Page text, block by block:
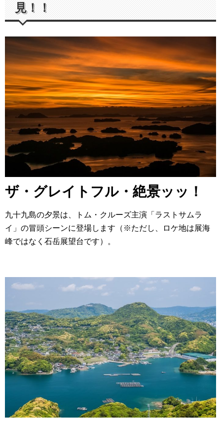
見！！
ザ・グレイトフル・絶景ッッ！
九十九島の夕景は、トム・クルーズ主演「ラストサムラ
イ」の冒頭シーンに登場します（※ただし、ロケ地は展海
峰ではなく石岳展望台です）。